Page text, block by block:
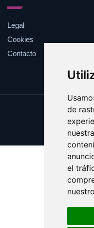
de
el
Legal
Cookies
Contacto
Update
Copyright